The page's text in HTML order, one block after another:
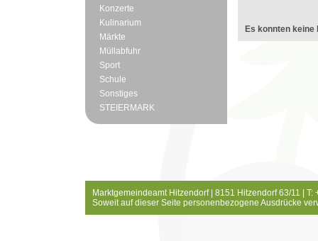
Konzerte
Kulinarium
Märkte
Müllabfuhr
Sport
Schule
Sonstiges
STEIERMARK
Es konnten keine
Marktgemeindeamt Hitzendorf | 8151 Hitzendorf 63/11 |
Soweit auf dieser Seite personenbezogene Ausdrücke